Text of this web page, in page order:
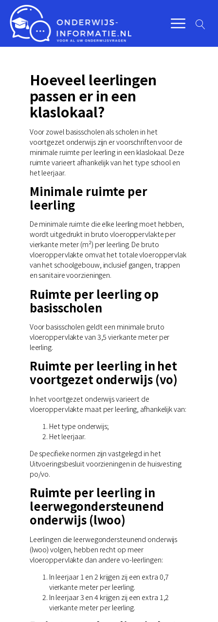
Hoeveel leerlingen
passen er in een
klaslokaal?
Voor zowel basisscholen als scholen in het
voortgezet onderwijs zijn er voorschriften voor de
minimale ruimte per leerling in een klaslokaal. Deze
ruimte varieert afhankelijk van het type school en
het leerjaar.
Minimale ruimte per
leerling
De minimale ruimte die elke leerling moet hebben,
wordt uitgedrukt in bruto vloeroppervlakte per
vierkante meter (m²) per leerling. De bruto
vloeroppervlakte omvat het totale vloeroppervlak
van het schoolgebouw, inclusief gangen, trappen
en sanitaire voorzieningen.
Ruimte per leerling op
basisscholen
Voor basisscholen geldt een minimale bruto
vloeroppervlakte van 3,5 vierkante meter per
leerling.
Ruimte per leerling in het
voortgezet onderwijs (vo)
In het voortgezet onderwijs varieert de
vloeroppervlakte maat per leerling, afhankelijk van:
Het type onderwijs;
Het leerjaar.
De specifieke normen zijn vastgelegd in het
Uitvoeringsbesluit voorzieningen in de huisvesting
po/vo.
Ruimte per leerling in
leerwegondersteunend
onderwijs (lwoo)
Leerlingen die leerwegondersteunend onderwijs
(lwoo) volgen, hebben recht op meer
vloeroppervlakte dan andere vo-leerlingen:
In leerjaar 1 en 2 krijgen zij een extra 0,7
vierkante meter per leerling.
In leerjaar 3 en 4 krijgen zij een extra 1,2
vierkante meter per leerling.